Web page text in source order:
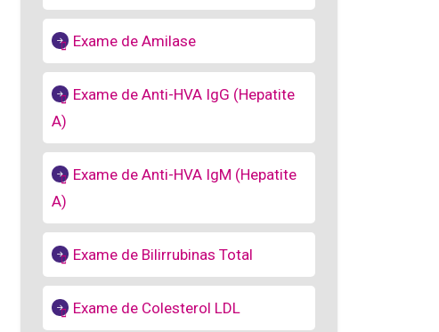
Exame de Amilase
Exame de Anti-HVA IgG (Hepatite
A)
Exame de Anti-HVA IgM (Hepatite
A)
Exame de Bilirrubinas Total
Exame de Colesterol LDL